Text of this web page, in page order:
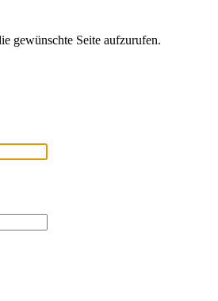
gewünschte Seite aufzurufen.